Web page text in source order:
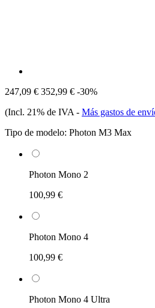
247,09 € 352,99 € -30%
(Incl. 21% de IVA - Más gastos de
Tipo de modelo: Photon M3 Max
Photon Mono 2
100,99 €
Photon Mono 4
100,99 €
Photon Mono 4 Ultra